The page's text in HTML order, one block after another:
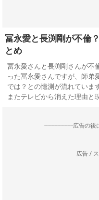
冨永愛と長渕剛が不倫
とめ
冨永愛さんと長渕剛さんが不
った冨永愛さんですが、師弟
では？との憶測が流れていま
またテレビから消えた理由と
--------------------広告の
広告 /